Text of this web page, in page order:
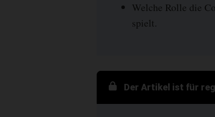
Welche Rolle die
spielt.
Der Artikel ist für